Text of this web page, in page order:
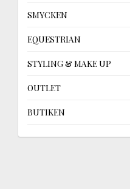
SMYCKEN
EQUESTRIAN
STYLING & MAKE UP
OUTLET
BUTIKEN